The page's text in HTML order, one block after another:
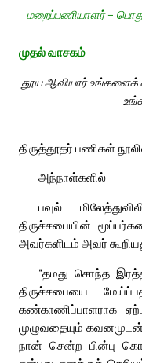
மறைப்பணியாளர் –
முதல் வாசகம்
தூய ஆவியார் உங்களைக்
திருத்தூதர் பணிகள்
அந்நாள்களில்
பவுல்
திருச்சபையின்
அவர்களிடம் அவர்
“தமது சொந்த
திருச்சபையை
கண்காணிப்பாளராக
முழுவதையும்
நான் சென்ற பின்பு